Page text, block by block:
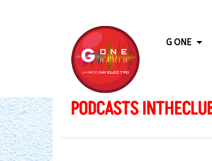
G ONE
PODCASTS